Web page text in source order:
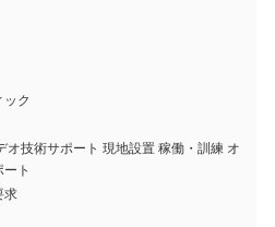
ック
オ技術サポート 現地設置 稼働・訓練 オ
ト
求